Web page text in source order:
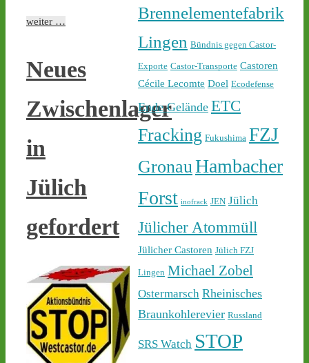
weiter …
Neues
Zwischenlager
in
Jülich
gefordert
1 2
Castor stoppen!
@castorstoppen.bsky.social
22.45 Uhr - der 12. Castor
aus Jülich mit Ziel Ahaus
rollt - Polizei baut
Sicherheit ab - castor-
stoppen.de/ticker/
castor-stoppen.de
stoppen!
Brennelementefabrik
Lingen Bündnis gegen Castor-
Exporte Castor-Transporte Castoren
Cécile Lecomte Doel Ecodefense
Ende Gelände ETC
Fracking Fukushima FZJ
GronauHambacher
Forst inofrack JEN Jülich
Jülicher Atommüll
Jülicher Castoren Jülich FZJ
Lingen Michael Zobel
Ostermarsch Rheinisches
Braunkohlerevier Russland
SRS Watch STOP